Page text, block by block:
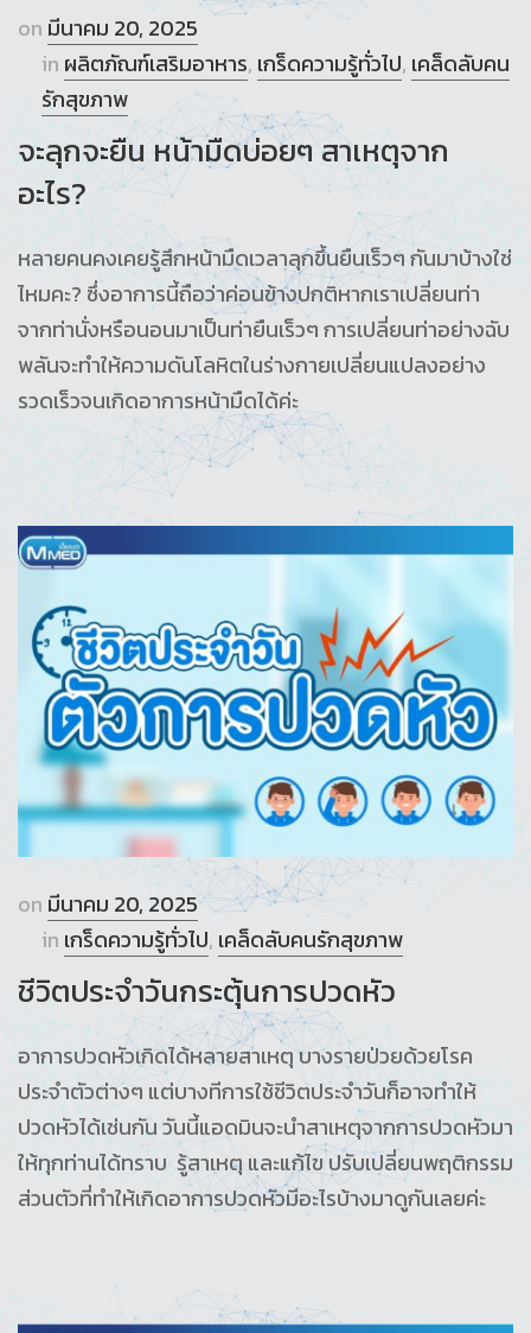
on มีนาคม 20, 2025
in ผลิตภัณฑ์เสริมอาหาร, เกร็ดความรู้ทั่วไป, เคล็ดลับคน
รักสุขภาพ
จะลุกจะยืน หน้ามืดบ่อยๆ สาเหตุจาก
อะไร?
หลายคนคงเคยรู้สึกหน้ามืดเวลาลุกขึ้นยืนเร็วๆ กันมาบ้างใช่
ไหมคะ? ซึ่งอาการนี้ถือว่าค่อนข้างปกติหากเราเปลี่ยนท่า
จากท่านั่งหรือนอนมาเป็นท่ายืนเร็วๆ การเปลี่ยนท่าอย่างฉับ
พลันจะทำให้ความดันโลหิตในร่างกายเปลี่ยนแปลงอย่าง
รวดเร็วจนเกิดอาการหน้ามืดได้ค่ะ
on มีนาคม 20, 2025
in เกร็ดความรู้ทั่วไป, เคล็ดลับคนรักสุขภาพ
ชีวิตประจำวันกระตุ้นการปวดหัว
อาการปวดหัวเกิดได้หลายสาเหตุ บางรายป่วยด้วยโรค
ประจำตัวต่างๆ แต่บางทีการใช้ชีวิตประจำวันก็อาจทำให้
ปวดหัวได้เช่นกัน วันนี้แอดมินจะนำสาเหตุจากการปวดหัวมา
ให้ทุกท่านได้ทราบ รู้สาเหตุ และแก้ไข ปรับเปลี่ยนพฤติกรรม
ส่วนตัวที่ทำให้เกิดอาการปวดหัวมีอะไรบ้างมาดูกันเลยค่ะ